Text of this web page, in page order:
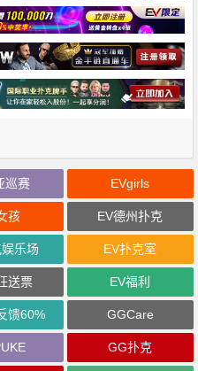
巡赛 EVgirls
孩 EV德州扑克
乐场 EV扑克室
送票 EV福利
馈60% GGCare
GG扑克